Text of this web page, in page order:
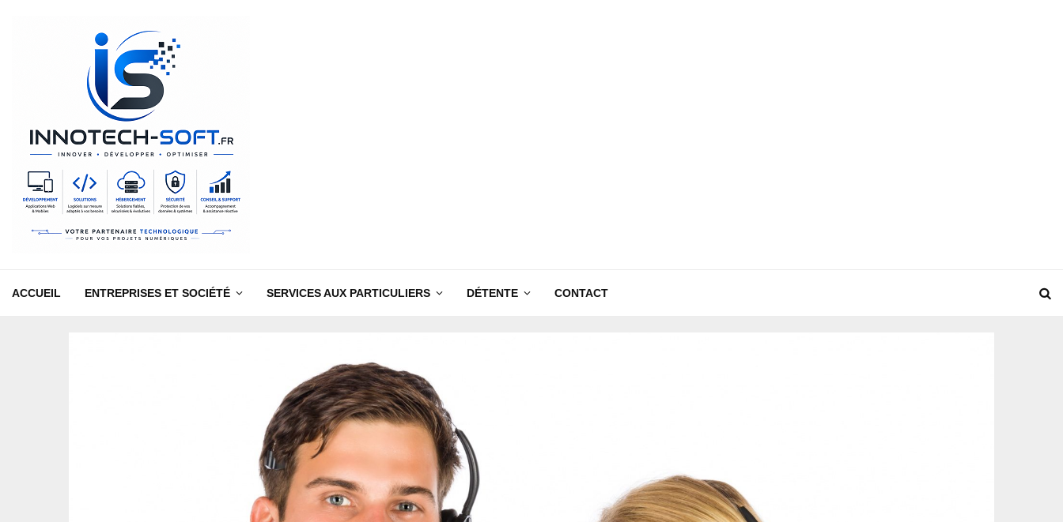
ACCUEIL ENTREPRISES ET SOCIÉTÉ SERVICES AUX PARTICULIERS DÉTENTE CONTACT